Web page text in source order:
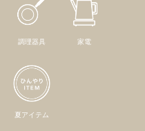
調理器具 家電
夏アイテム